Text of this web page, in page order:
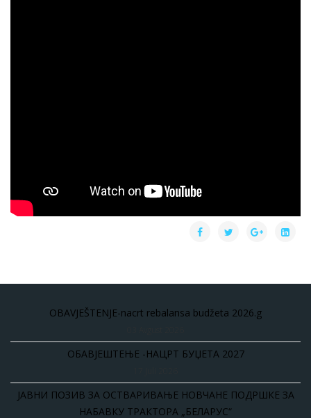
OBAVJEŠTENJE-nacrt rebalansa budžeta 2026.g
ОБАВЈЕШТЕЊЕ -НАЦРТ БУЏЕТА 2027
ЈАВНИ ПОЗИВ ЗА ОСТВАРИВАЊЕ НОВЧАНЕ ПОДРШКЕ ЗА
НАБАВКУ ТРАКТОРА „БЕЛАРУС“